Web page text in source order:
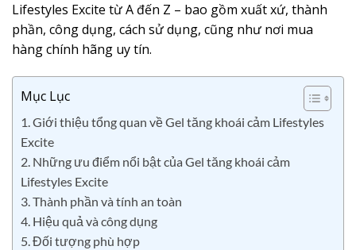
Lifestyles Excite từ A đến Z – bao gồm xuất xứ, thành
phần, công dụng, cách sử dụng, cũng như nơi mua
hàng chính hãng uy tín.
Mục Lục
1. Giới thiệu tổng quan về Gel tăng khoái cảm Lifestyles
Excite
2. Những ưu điểm nổi bật của Gel tăng khoái cảm
Lifestyles Excite
3. Thành phần và tính an toàn
4. Hiệu quả và công dụng
5. Đối tượng phù hợp